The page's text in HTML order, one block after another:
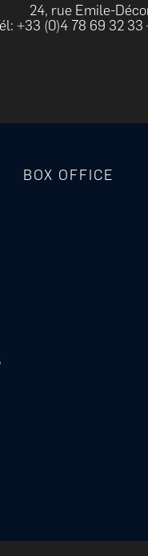
24, rue Emile-
+33 (0)4 78 69 32 33
BOX OFFICE